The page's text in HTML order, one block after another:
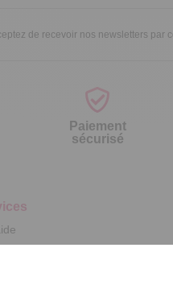
de recevoir nos newsletters
Paiement
sécurisé
à la newsletter